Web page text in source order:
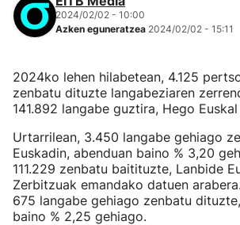
2024/02/02 - 10:00
Azken eguneratzea 2024/02/02 - 15:11
2024ko lehen hilabetean, 4.125
zenbatu dituzte langabeziaren
141.892 langabe guztira, Hego
Urtarrilean, 3.450 langabe gehiago
Euskadin, abenduan baino % 3,20
111.229 zenbatu baitituzte, Lanbide
Zerbitzuak emandako datuen
675 langabe gehiago zenbatu
baino % 2,25 gehiago.